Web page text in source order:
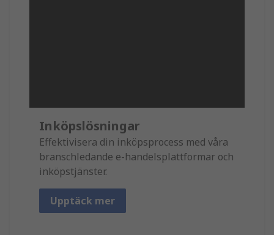
Inköpslösningar
Effektivisera din inköpsprocess med våra
branschledande e-handelsplattformar och
inköpstjänster.
Upptäck mer